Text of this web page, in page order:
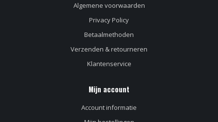
Algemene voorwaarden
Privacy Policy
Betaalmethoden
Verzenden & retourneren
Klantenservice
Mijn account
Account informatie